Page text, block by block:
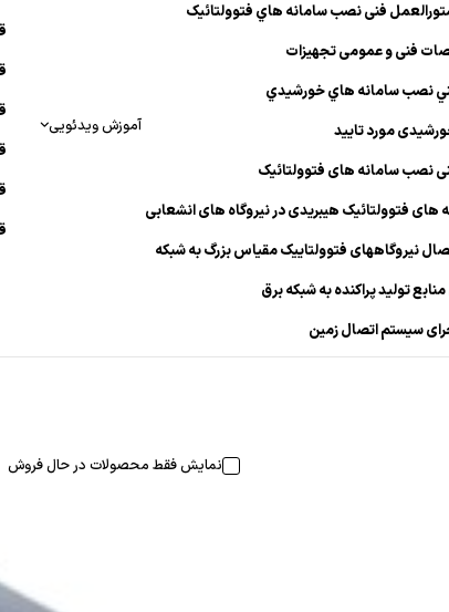
فنی نصب سامانه هاي فتوولتائیک
فنی و عمومی تجهیزات
نصب سامانه هاي خورشيدي
مورد تایید
نصب سامانه های فتوولتائیک
های فتوولتائیک هیبریدی در نیروگاه های انشعابی
نیروگاههای فتوولتاییک مقیاس بزرگ به شبکه
تولید پراکنده به شبکه برق
سیستم اتصال زمین
آموزش ویدئویی
قسمت
قسمت
نمایش فقط محصولات در حال فروش